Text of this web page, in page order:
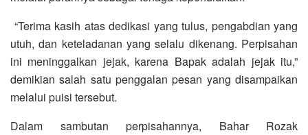
“Terima kasih atas dedikasi yang tulus, pengabdian yang
utuh, dan keteladanan yang selalu dikenang. Perpisahan
ini meninggalkan jejak, karena Bapak adalah jejak itu,”
demikian salah satu penggalan pesan yang disampaikan
melalui puisi tersebut.
Dalam sambutan perpisahannya, Bahar Rozak